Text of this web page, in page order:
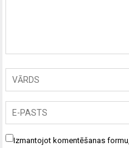
Izmantojot komentēšanas